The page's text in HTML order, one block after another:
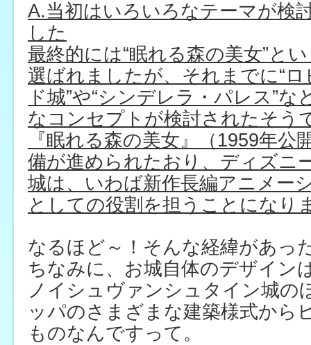
A.当初はいろいろなテーマが検
した
最終的には“眠れる森の美女”と
選ばれましたが、それまでに“
ド城”や“シンデレラ・パレス”な
なコンセプトが検討されたそう
『眠れる森の美女』（1959年公
備が進められたおり、ディズニ
城は、いわば新作長編アニメー
としての役割を担うことになり
なるほど～！そんな経緯があっ
ちなみに、お城自体のデザイン
ノイシュヴァンシュタイン城の
ッパのさまざまな建築様式から
ものなんですって。